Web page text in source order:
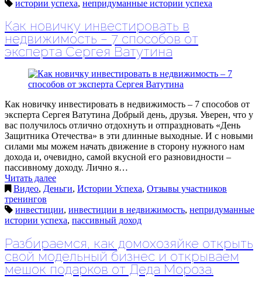
истории успеха, непридуманные истории успеха
Как новичку инвестировать в
недвижимость – 7 способов от
эксперта Сергея Ватутина
Как новичку инвестировать в недвижимость – 7 способов от
эксперта Сергея Ватутина Добрый день, друзья. Уверен, что у
вас получилось отлично отдохнуть и отпраздновать «День
Защитника Отечества» в эти длинные выходные. И с новыми
силами мы можем начать движение в сторону нужного нам
дохода и, очевидно, самой вкусной его разновидности –
пассивному доходу. Лично я…
Читать далее
Видео, Деньги, Истории Успеха, Отзывы участников
тренингов
инвестиции, инвестиции в недвижимость, непридуманные
истории успеха, пассивный доход
Разбираемся, как домохозяйке открыть
свой модельный бизнес и открываем
мешок подарков от Деда Мороза.